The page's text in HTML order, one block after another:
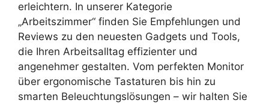
erleichtern. In unserer Kategorie
„Arbeitszimmer“ finden Sie Empfehlungen und
Reviews zu den neuesten Gadgets und Tools,
die Ihren Arbeitsalltag effizienter und
angenehmer gestalten. Vom perfekten Monitor
über ergonomische Tastaturen bis hin zu
smarten Beleuchtungslösungen – wir halten Sie